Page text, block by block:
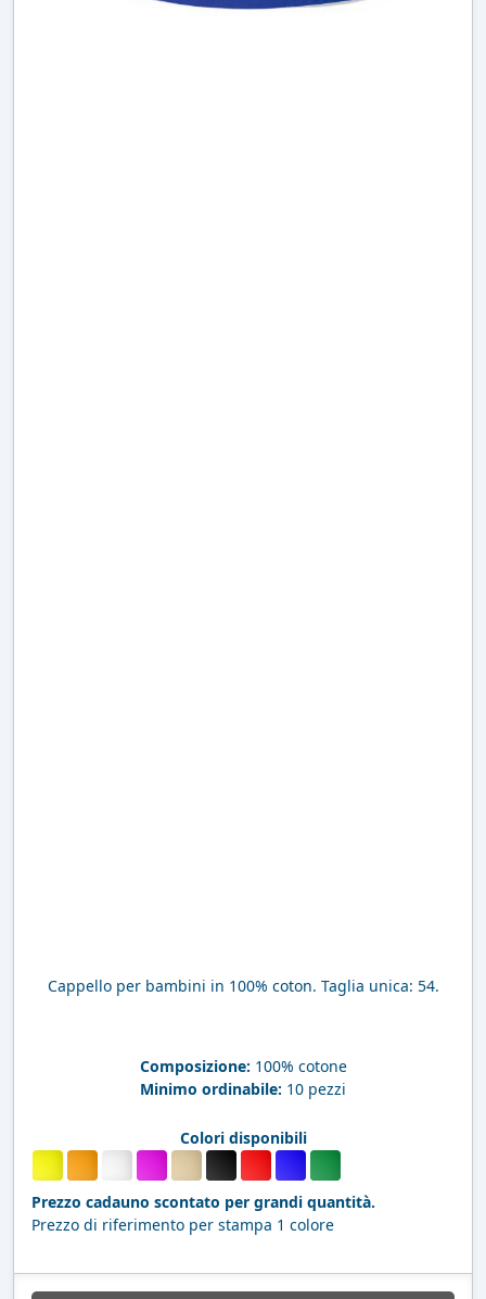
Cappello per bambini in 100% coton. Taglia unica: 54.
Composizione: 100% cotone
Minimo ordinabile: 10 pezzi
Colori disponibili
Prezzo cadauno scontato per grandi quantità.
Prezzo di riferimento per stampa 1 colore